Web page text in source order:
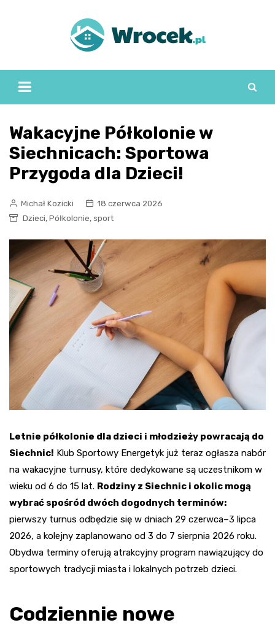
Wakacyjne Półkolonie w
Siechnicach: Sportowa
Przygoda dla Dzieci!
Michał Kozicki
18 czerwca 2026
Dzieci, Półkolonie, sport
Letnie półkolonie dla dzieci i młodzieży powracają do
Siechnic! Klub Sportowy Energetyk już teraz ogłasza nabór
na wakacyjne turnusy, które dedykowane są uczestnikom w
wieku od 6 do 15 lat. Rodziny z Siechnic i okolic mogą
wybrać spośród dwóch dogodnych terminów:
pierwszy turnus odbędzie się w dniach 29 czerwca–3 lipca
2026, a kolejny zaplanowano od 3 do 7 sierpnia 2026 roku.
Obydwa terminy oferują atrakcyjny program nawiązujący do
sportowych tradycji miasta i lokalnych potrzeb dzieci.
Codziennie nowe